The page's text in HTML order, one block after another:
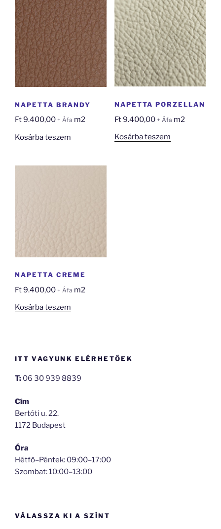
NAPETTA BRANDY
Ft9.400,00 + Áfa m2
Kosárba teszem
NAPETTA PORZELLAN
Ft9.400,00 + Áfa m2
Kosárba teszem
NAPETTA CREME
Ft9.400,00 + Áfa m2
Kosárba teszem
ITT VAGYUNK ELÉRHETŐEK
T: 06 30 939 8839
Cím
Bertóti u. 22.
1172 Budapest
Óra
Hétfő–Péntek: 09:00–17:00
Szombat: 10:00–13:00
VÁLASSZA KI A SZÍNT